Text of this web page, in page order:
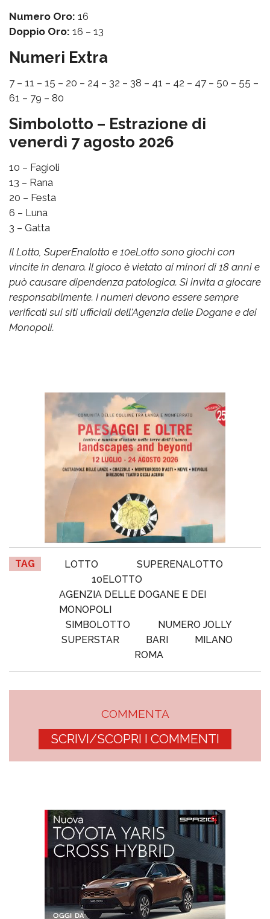
Numero Oro: 16
Doppio Oro: 16 – 13
Numeri Extra
7 – 11 – 15 – 20 – 24 – 32 – 38 – 41 – 42 – 47 – 50 – 55 –
61 – 79 – 80
Simbolotto – Estrazione di
venerdì 7 agosto 2026
10 – Fagioli
13 – Rana
20 – Festa
6 – Luna
3 – Gatta
Il Lotto, SuperEnalotto e 10eLotto sono giochi con
vincite in denaro. Il gioco è vietato ai minori di 18 anni e
può causare dipendenza patologica. Si invita a giocare
responsabilmente. I numeri devono essere sempre
verificati sui siti ufficiali dell'Agenzia delle Dogane e dei
Monopoli.
TAG LOTTO
SUPERENALOTTO
10ELOTTO
AGENZIA DELLE DOGANE E DEI
MONOPOLI
SIMBOLOTTO
NUMERO JOLLY
SUPERSTAR
BARI
MILANO
ROMA
COMMENTA
SCRIVI/SCOPRI I COMMENTI